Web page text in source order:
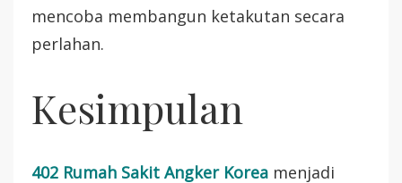
mencoba membangun ketakutan secara
perlahan.
Kesimpulan
402 Rumah Sakit Angker Korea menjadi